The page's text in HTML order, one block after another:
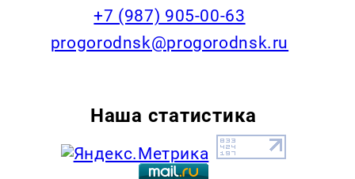
+7 (987) 905-00-63
progorodnsk@progorodnsk.ru
Наша статистика